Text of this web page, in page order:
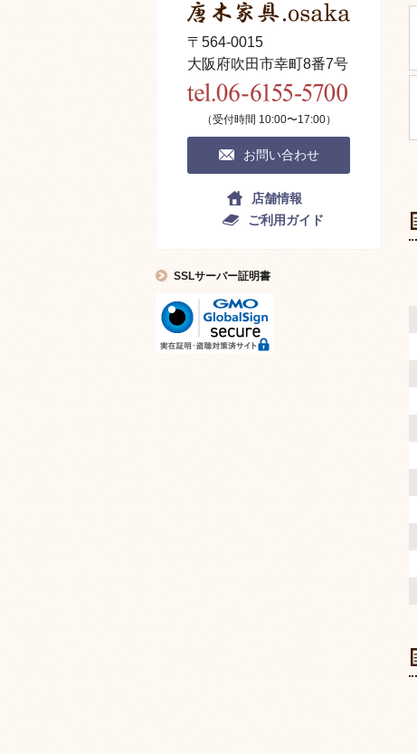
〒564-0015
大阪府吹田市幸町8番7号
（受付時間 10:00〜17:00）
お問い合わせ
店舗情報
ご利用ガイド
SSLサーバー証明書